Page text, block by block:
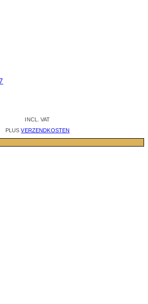
INCL. VAT
PLUSVERZENDKOSTEN